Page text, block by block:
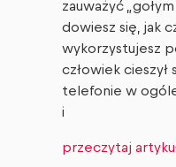
zauważyć
dowiesz się, jak
wykorzystujesz
człowiek
telefonie w ogóle
i
przeczytaj